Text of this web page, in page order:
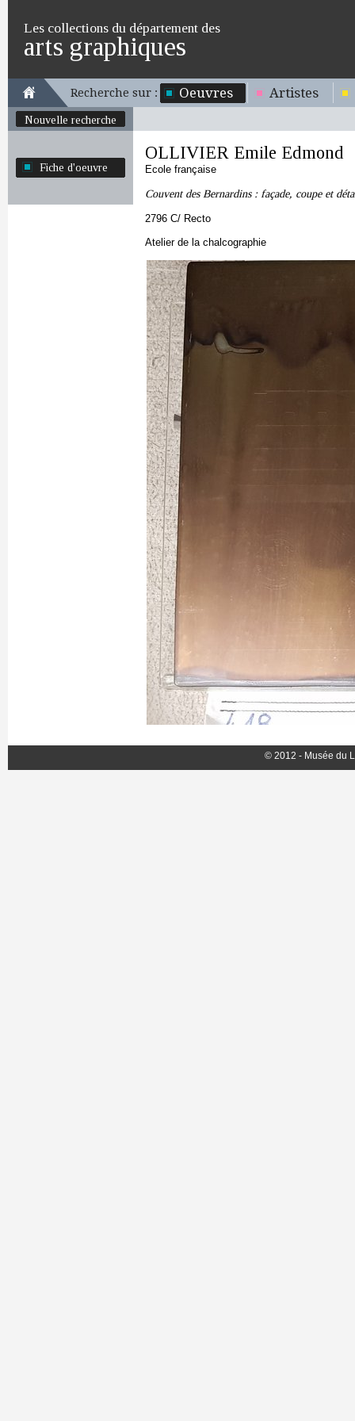
Les collections du département des
arts graphiques
Recherche sur : Oeuvres Artistes
Nouvelle recherche
Fiche d'oeuvre
OLLIVIER Emile Edmond
Ecole française
Couvent des Bernardins : façade, coupe et
2796 C/ Recto
Atelier de la chalcographie
© 2012 - Musée du